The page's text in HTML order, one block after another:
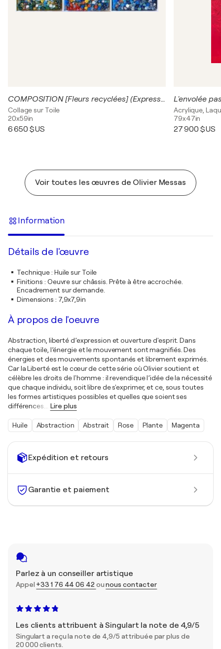
Expédition et retours
Garantie et paiement
Parlez à un conseiller artistique
Appel +33 1 76 44 06 42 ounous contacter
Les clients attribuent à Singulart la note de 4,9/5
Singulart a reçu la note de 4,9/5 attribuée par plus de
20 000 clients.
COMPOSITION [Fleurs recyclées] (Expression libre 2023)
Collage sur Toile
20x59in
6 650 $US
Acrylique,
79x47in
27 900 $US
Voir toutes les œuvres de Olivier Messas
Information
Détails de l'œuvre
Technique: Huile sur Toile
Finitions : Oeuvre sur châssis. Prête à être accrochée.
Encadrement sur demande.
Dimensions : 7,9x7,9in
À propos de l'oeuvre
Abstraction, liberté d’expression et ouverture d'esprit. Dans
chaque toile, l’énergie et le mouvement sont magnifiés. Des
énergies et des mouvements spontanés et librement exprimés.
Car la Liberté est le cœur de cette série où Olivier soutient et
célèbre les droits de l'homme : il revendique l’idée de la nécessité
que chaque individu, soit libre de s'exprimer, et ce, sous toutes
les formes artistiques possibles et quelles que soient ses
différences.
Lire plus
Huile Abstraction Abstrait Rose Plante Magenta